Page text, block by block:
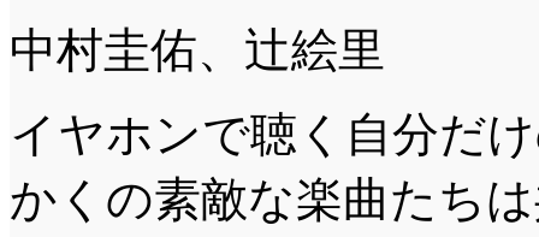
中村圭佑、辻絵里
イヤホンで聴く自分だ
かくの素敵な楽曲たち